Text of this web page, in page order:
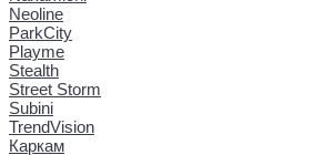
Neoline
ParkCity
Playme
Stealth
Street Storm
Subini
TrendVision
Каркам